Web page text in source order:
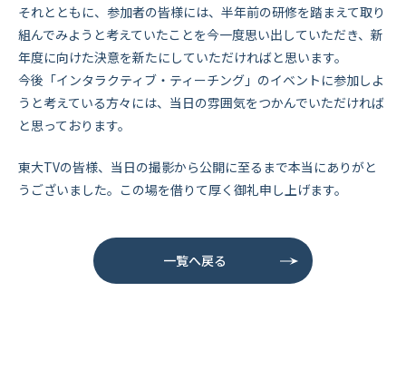
それとともに、参加者の皆様には、半年前の研修を踏まえて取り
組んでみようと考えていたことを今一度思い出していただき、新
年度に向けた決意を新たにしていただければと思います。
今後「インタラクティブ・ティーチング」のイベントに参加しよ
うと考えている方々には、当日の雰囲気をつかんでいただければ
と思っております。
東大TVの皆様、当日の撮影から公開に至るまで本当にありがと
うございました。この場を借りて厚く御礼申し上げます。
一覧へ戻る